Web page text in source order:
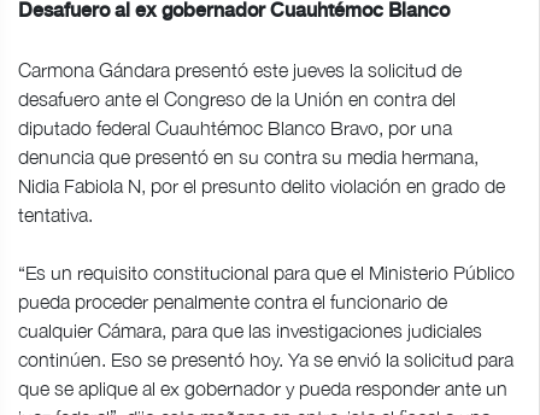
Desafuero al ex gobernador Cuauhtémoc Blanco
Carmona Gándara presentó este jueves la solicitud de
desafuero ante el Congreso de la Unión en contra del
diputado federal Cuauhtémoc Blanco Bravo, por una
denuncia que presentó en su contra su media hermana,
Nidia Fabiola N, por el presunto delito violación en grado de
tentativa.
“Es un requisito constitucional para que el Ministerio Público
pueda proceder penalmente contra el funcionario de
cualquier Cámara, para que las investigaciones judiciales
continúen. Eso se presentó hoy. Ya se envió la solicitud para
que se aplique al ex gobernador y pueda responder ante un